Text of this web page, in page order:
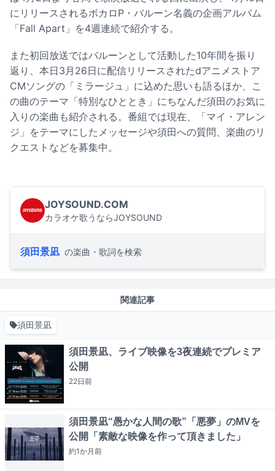
にリリースされるボカロP・バルーン名義の企画アルバム
「Fall Apart」を4週連続で紹介する。
また初回放送ではバルーンとして活動した10年間を振り
返り、本日3月26日に配信リリースされたdアニメストア
CMソングの「ミラージュ」に込めた思いも語るほか、こ
の曲のテーマ「特別なひととき」にちなんだ須田のお気に
入りの楽曲も紹介される。番組では現在、「マイ・アレン
ジ」をテーマにしたメッセージや須田への質問、楽曲のリ
クエストなどを募集中。
JOYSOUND.COM
カラオケ歌うならJOYSOUND
須田景凪 の楽曲・歌詞を検索
関連記事
須田景凪
須田景凪、ライブ映像を3夜連続でプレミア
公開
22日前
須田景凪“愚かな人間の歌”「悪夢」のMVを
公開「素敵な映像を作って頂きました」
約1か月前